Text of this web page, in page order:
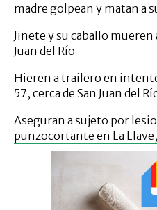
madre golpean y matan a
Jinete y su caballo mueren
Juan del Río
Hieren a trailero en
57, cerca de San Juan del
Aseguran a sujeto por
punzocortante en La Llave,